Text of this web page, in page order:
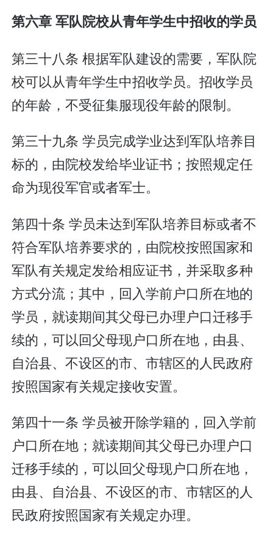
第六章 军队院校从青年学生中招收的学员
第三十八条 根据军队建设的需要，军队院
校可以从青年学生中招收学员。招收学员
的年龄，不受征集服现役年龄的限制。
第三十九条 学员完成学业达到军队培养目
标的，由院校发给毕业证书；按照规定任
命为现役军官或者军士。
第四十条 学员未达到军队培养目标或者不
符合军队培养要求的，由院校按照国家和
军队有关规定发给相应证书，并采取多种
方式分流；其中，回入学前户口所在地的
学员，就读期间其父母已办理户口迁移手
续的，可以回父母现户口所在地，由县、
自治县、不设区的市、市辖区的人民政府
按照国家有关规定接收安置。
第四十一条 学员被开除学籍的，回入学前
户口所在地；就读期间其父母已办理户口
迁移手续的，可以回父母现户口所在地，
由县、自治县、不设区的市、市辖区的人
民政府按照国家有关规定办理。